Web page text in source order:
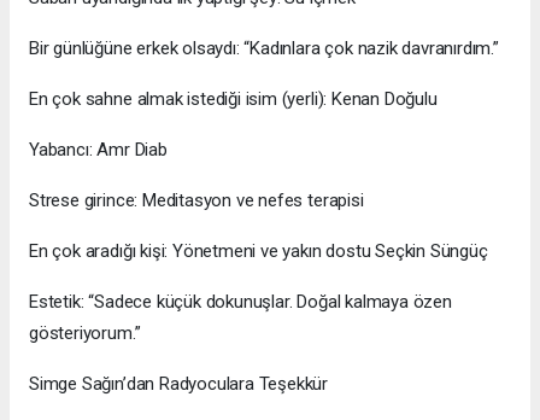
Bir günlüğüne erkek olsaydı: “Kadınlara çok nazik davranırdım.”
En çok sahne almak istediği isim (yerli): Kenan Doğulu
Yabancı: Amr Diab
Strese girince: Meditasyon ve nefes terapisi
En çok aradığı kişi: Yönetmeni ve yakın dostu Seçkin Süngüç
Estetik: “Sadece küçük dokunuşlar. Doğal kalmaya özen
gösteriyorum.”
Simge Sağın’dan Radyoculara Teşekkür